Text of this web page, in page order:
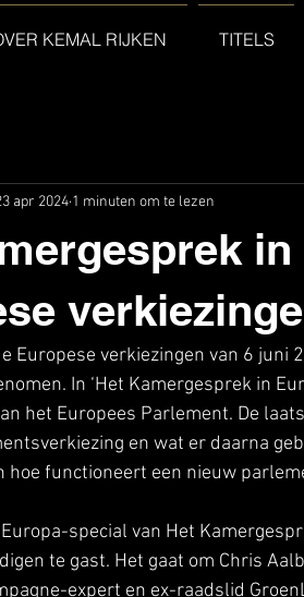
KEMAL RIJKEN TITELS
apr 2024 1 minuten om te lezen
Europese verkiezingen van 6 juni
In ‘Het Kamergesprek in
het Europees Parlement. De
en wat er daarna
hoe functioneert een nieuw
special van Het
te gast. Het gaat om Chris
expert en ex-raadslid